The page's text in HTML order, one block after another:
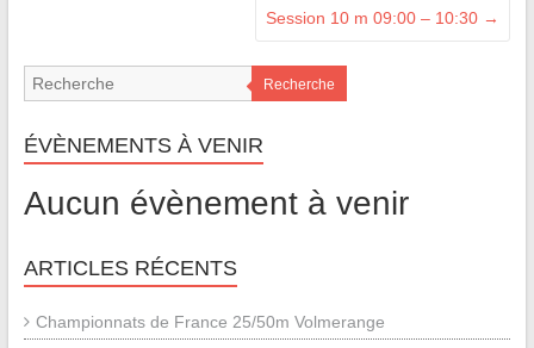
Session 10 m 09:00 – 10:30 →
Recherche
ÉVÈNEMENTS À VENIR
Aucun évènement à venir
ARTICLES RÉCENTS
Championnats de France 25/50m Volmerange